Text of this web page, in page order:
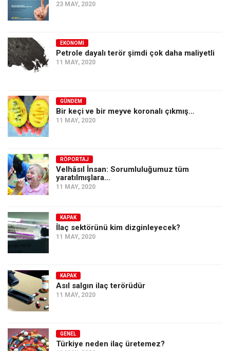
23 MAY, 2020
EKONOMI
Petrole dayalı terör şimdi çok daha maliyetli
11 MAY, 2020
GÜNDEM
Bir keçi ve bir meyve koronalı çıkmış…
11 MAY, 2020
RÖPORTAJ
Velhâsıl İnsan: Sorumluluğumuz tüm
yaratılmışlara…
11 MAY, 2020
KAPAK
İlaç sektörünü kim dizginleyecek?
11 MAY, 2020
KAPAK
Asıl salgın ilaç terörüdür
11 MAY, 2020
GENEL
Türkiye neden ilaç üretemez?